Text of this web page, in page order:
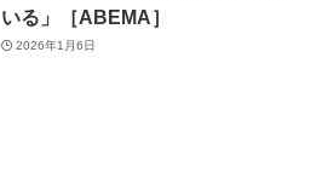
いる」［ABEMA］
2026年1月6日